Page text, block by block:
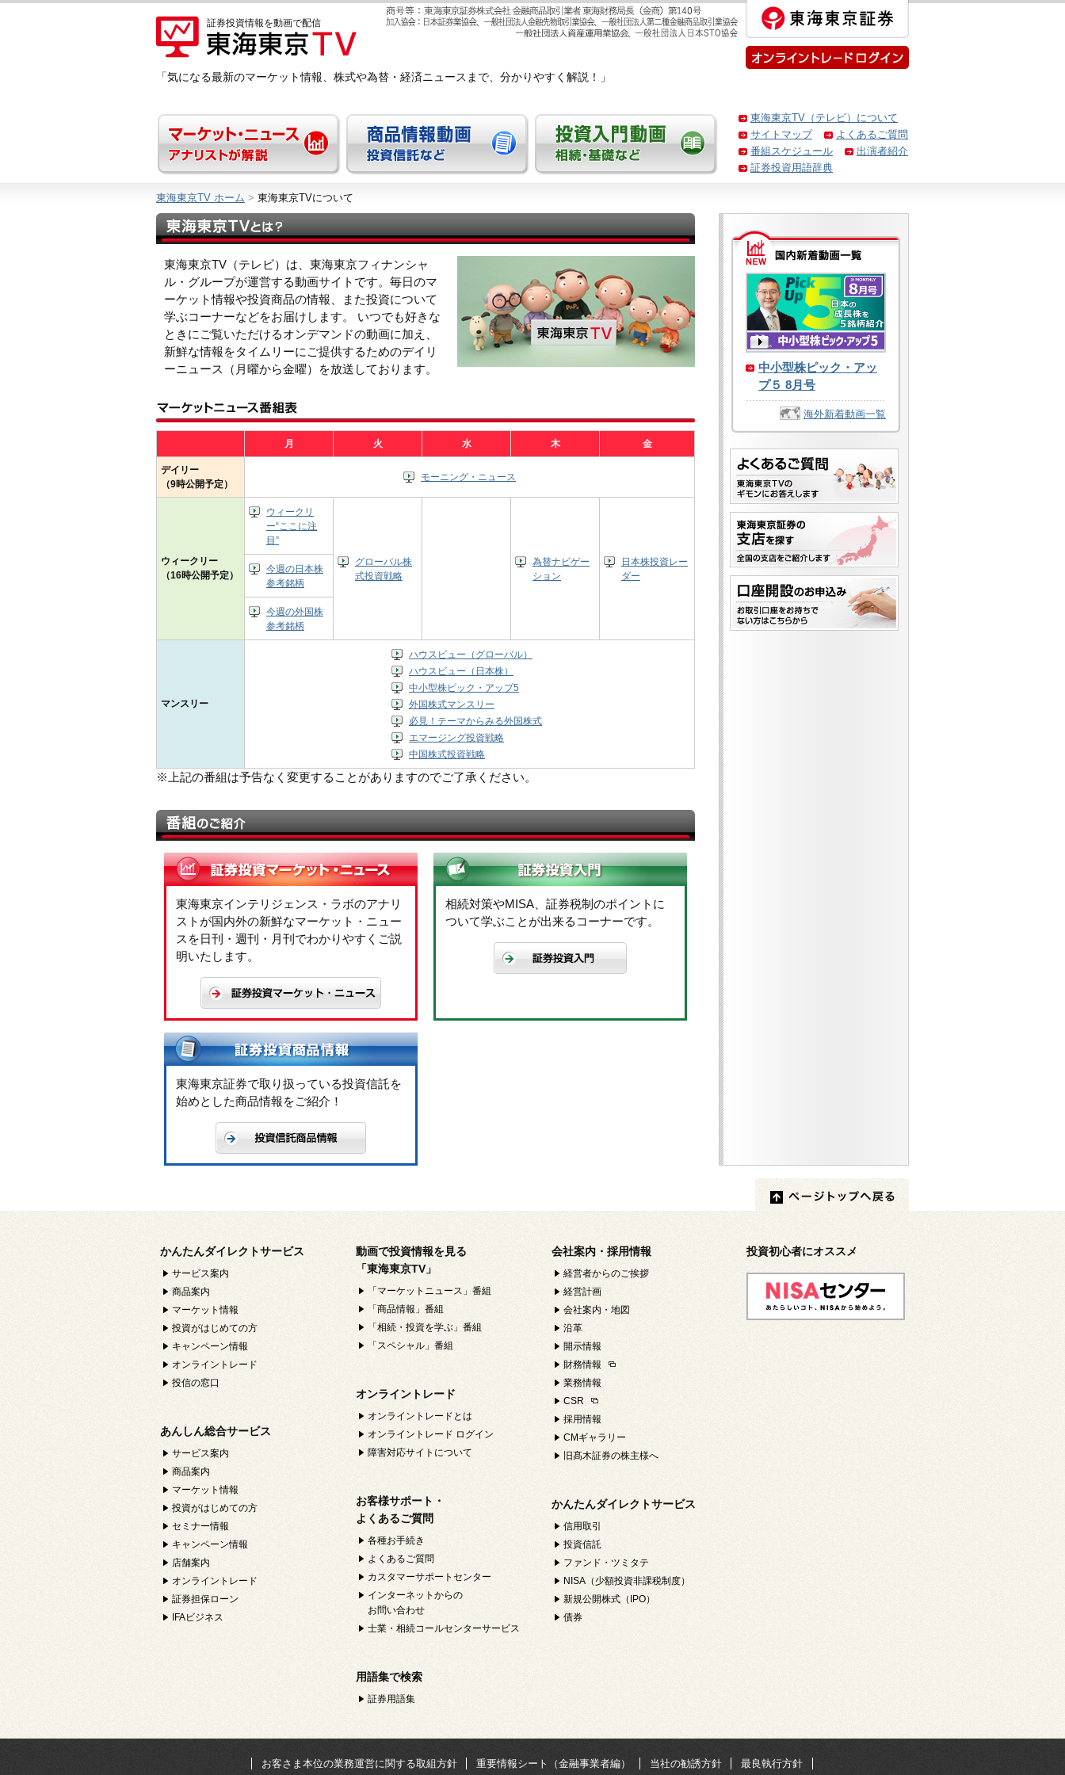
証券投資情報を動画で配信
「気になる最新のマーケット情報、株式や為替・経済ニュースまで、分かりやすく解説！」
東海東京TV（テレビ）について
サイトマップ
よくあるご質問
番組スケジュール
出演者紹介
証券投資用語辞典
東海東京TV ホーム > 東海東京TVについて
東海東京TV（テレビ）は、東海東京フィナンシャ
ル・グループが運営する動画サイトです。毎日のマ
ーケット情報や投資商品の情報、また投資について
学ぶコーナーなどをお届けします。 いつでも好きな
ときにご覧いただけるオンデマンドの動画に加え、
新鮮な情報をタイムリーにご提供するためのデイリ
ーニュース（月曜から金曜）を放送しております。
月 火 水 木 金
デイリー
（9時公開予定）
モーニング・ニュース
ウィークリー
（16時公開予定）
ウィークリ
ー“ここに注
目”
グローバル株
式投資戦略
為替ナビゲー
ション
日本株投資レー
ダー
今週の日本株
参考銘柄
今週の外国株
参考銘柄
マンスリー
ハウスビュー（グローバル）
ハウスビュー（日本株）
中小型株ピック・アップ5
外国株式マンスリー
必見！テーマからみる外国株式
エマージング投資戦略
中国株式投資戦略
※上記の番組は予告なく変更することがありますのでご了承ください。
東海東京インテリジェンス・ラボのアナリ
ストが国内外の新鮮なマーケット・ニュー
スを日刊・週刊・月刊でわかりやすくご説
明いたします。
相続対策やMISA、証券税制のポイントに
ついて学ぶことが出来るコーナーです。
東海東京証券で取り扱っている投資信託を
始めとした商品情報をご紹介！
中小型株ピック・アッ
プ５ 8月号
海外新着動画一覧
かんたんダイレクトサービス
サービス案内
商品案内
マーケット情報
投資がはじめての方
キャンペーン情報
オンライントレード
投信の窓口
あんしん総合サービス
サービス案内
商品案内
マーケット情報
投資がはじめての方
セミナー情報
キャンペーン情報
店舗案内
オンライントレード
証券担保ローン
IFAビジネス
動画で投資情報を見る
「東海東京TV」
「マーケットニュース」番組
「商品情報」番組
「相続・投資を学ぶ」番組
「スペシャル」番組
オンライントレード
オンライントレードとは
オンライントレード ログイン
障害対応サイトについて
お客様サポート・
よくあるご質問
各種お手続き
よくあるご質問
カスタマーサポートセンター
インターネットからの
お問い合わせ
士業・相続コールセンターサービス
用語集で検索
証券用語集
会社案内・採用情報
経営者からのご挨拶
経営計画
会社案内・地図
沿革
開示情報
財務情報
業務情報
CSR
採用情報
CMギャラリー
旧髙木証券の株主様へ
かんたんダイレクトサービス
信用取引
投資信託
ファンド・ツミタテ
NISA（少額投資非課税制度）
新規公開株式（IPO）
債券
投資初心者にオススメ
お客さま本位の業務運営に関する取組方針 重要情報シート（金融事業者編） 当社の勧誘方針 最良執行方針